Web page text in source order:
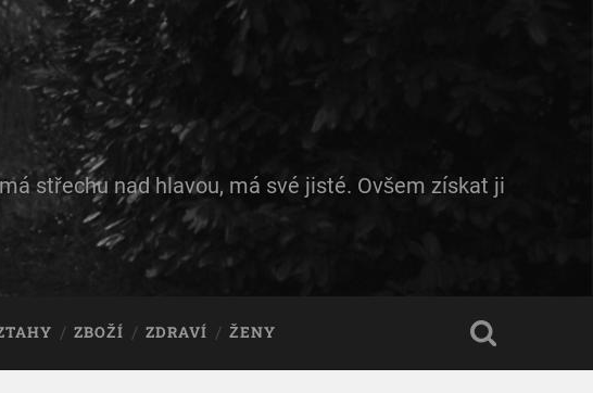
střechu nad hlavou, má své jisté. Ovšem získat ji
ZBOŽÍ ZDRAVÍ ŽENY